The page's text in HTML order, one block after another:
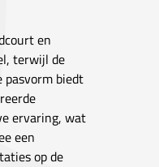
en
terwijl de
pasvorm biedt
ervaring, wat
een
op de